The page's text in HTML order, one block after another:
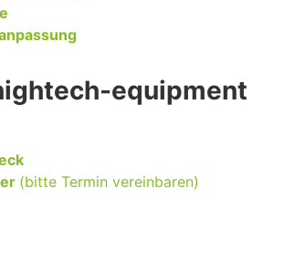
equipment
(bitte Termin vereinbaren)